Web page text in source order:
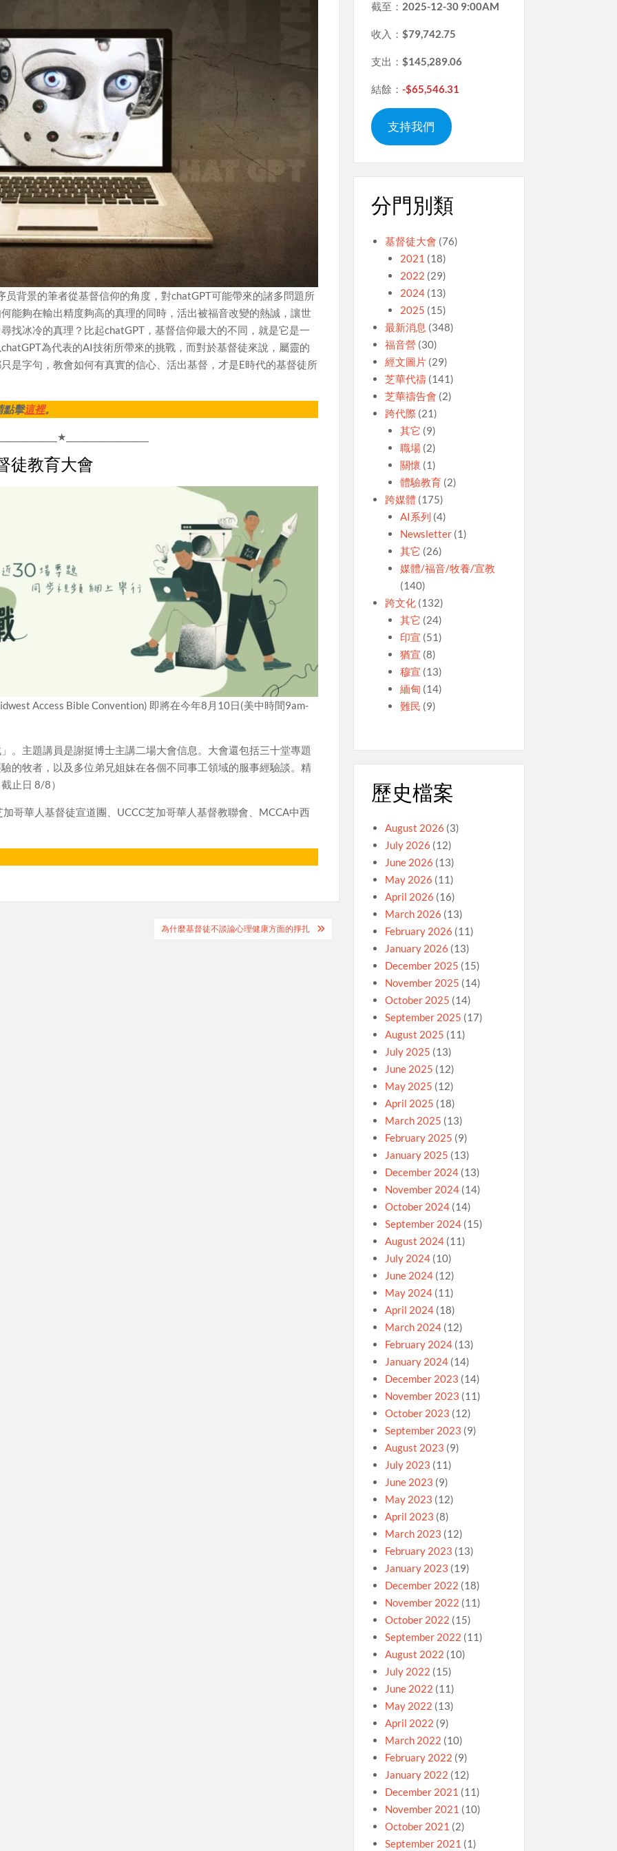
员背景的筆者從基督信仰的角度，對chatGPT可能帶來的諸多問題所
能夠在輸出精度夠高的真理的同時，活出被福音改變的熱誠，讓世
找冰冷的真理？比起chatGPT，基督信仰最大的不同，就是它是一
為代表的AI技術所帶來的挑戰，而對於基督徒來說，屬靈的
是字句，教會如何有真實的信心、活出基督，才是E時代的基督徒所
點擊這裡。
徒教育大會
Access Bible Convention) 即將在今年8月10日(美中時間9am-
。主題講員是謝挺博士主講二場大會信息。大會還包括三十堂專題
的牧者，以及多位弟兄姐妹在各個不同事工領域的服事經驗談。精
止日 8/8）
哥華人基督徒宣道團、UCCC芝加哥華人基督教聯會、MCCA中西
為什麼基督徒不談論心理健康方面的掙扎
截至： 2025-12-30 9:00AM
收入： $79,742.75
支出： $145,289.06
結餘： -$65,546.31
支持我們
分門別類
基督徒大會 (76)
2021 (18)
2022 (29)
2024 (13)
2025 (15)
最新消息 (348)
福音營(30)
經文圖片(29)
芝華代禱(141)
芝華禱告會 (2)
跨代際(21)
其它 (9)
職場 (2)
關懷 (1)
體驗教育 (2)
跨媒體 (175)
AI系列 (4)
Newsletter (1)
其它 (26)
媒體/福音/牧養/宣教
(140)
跨文化 (132)
其它 (24)
印宣 (51)
猶宣 (8)
穆宣 (13)
緬甸 (14)
難民 (9)
歷史檔案
August 2026 (3)
July 2026 (12)
June 2026 (13)
May 2026 (11)
April 2026 (16)
March 2026 (13)
February 2026 (11)
January 2026 (13)
December 2025 (15)
November 2025 (14)
October 2025 (14)
September 2025 (17)
August 2025 (11)
July 2025 (13)
June 2025 (12)
May 2025 (12)
April 2025 (18)
March 2025 (13)
February 2025 (9)
January 2025 (13)
December 2024(13)
November 2024(14)
October 2024(14)
September 2024(15)
August 2024(11)
July 2024(10)
June 2024(12)
May 2024(11)
April 2024(18)
March 2024(12)
February 2024(13)
January 2024(14)
December 2023 (14)
November 2023 (11)
October 2023 (12)
September 2023 (9)
August 2023 (9)
July 2023 (11)
June 2023 (9)
May 2023 (12)
April 2023 (8)
March 2023 (12)
February 2023 (13)
January 2023 (19)
December 2022 (18)
November 2022 (11)
October 2022 (15)
September 2022 (11)
August 2022 (10)
July 2022 (15)
June 2022 (11)
May 2022 (13)
April 2022 (9)
March 2022 (10)
February 2022 (9)
January 2022 (12)
December 2021 (11)
November 2021 (10)
October 2021 (2)
September 2021 (1)